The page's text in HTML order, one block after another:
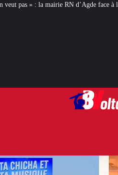
face à la meute « antiraciste » La